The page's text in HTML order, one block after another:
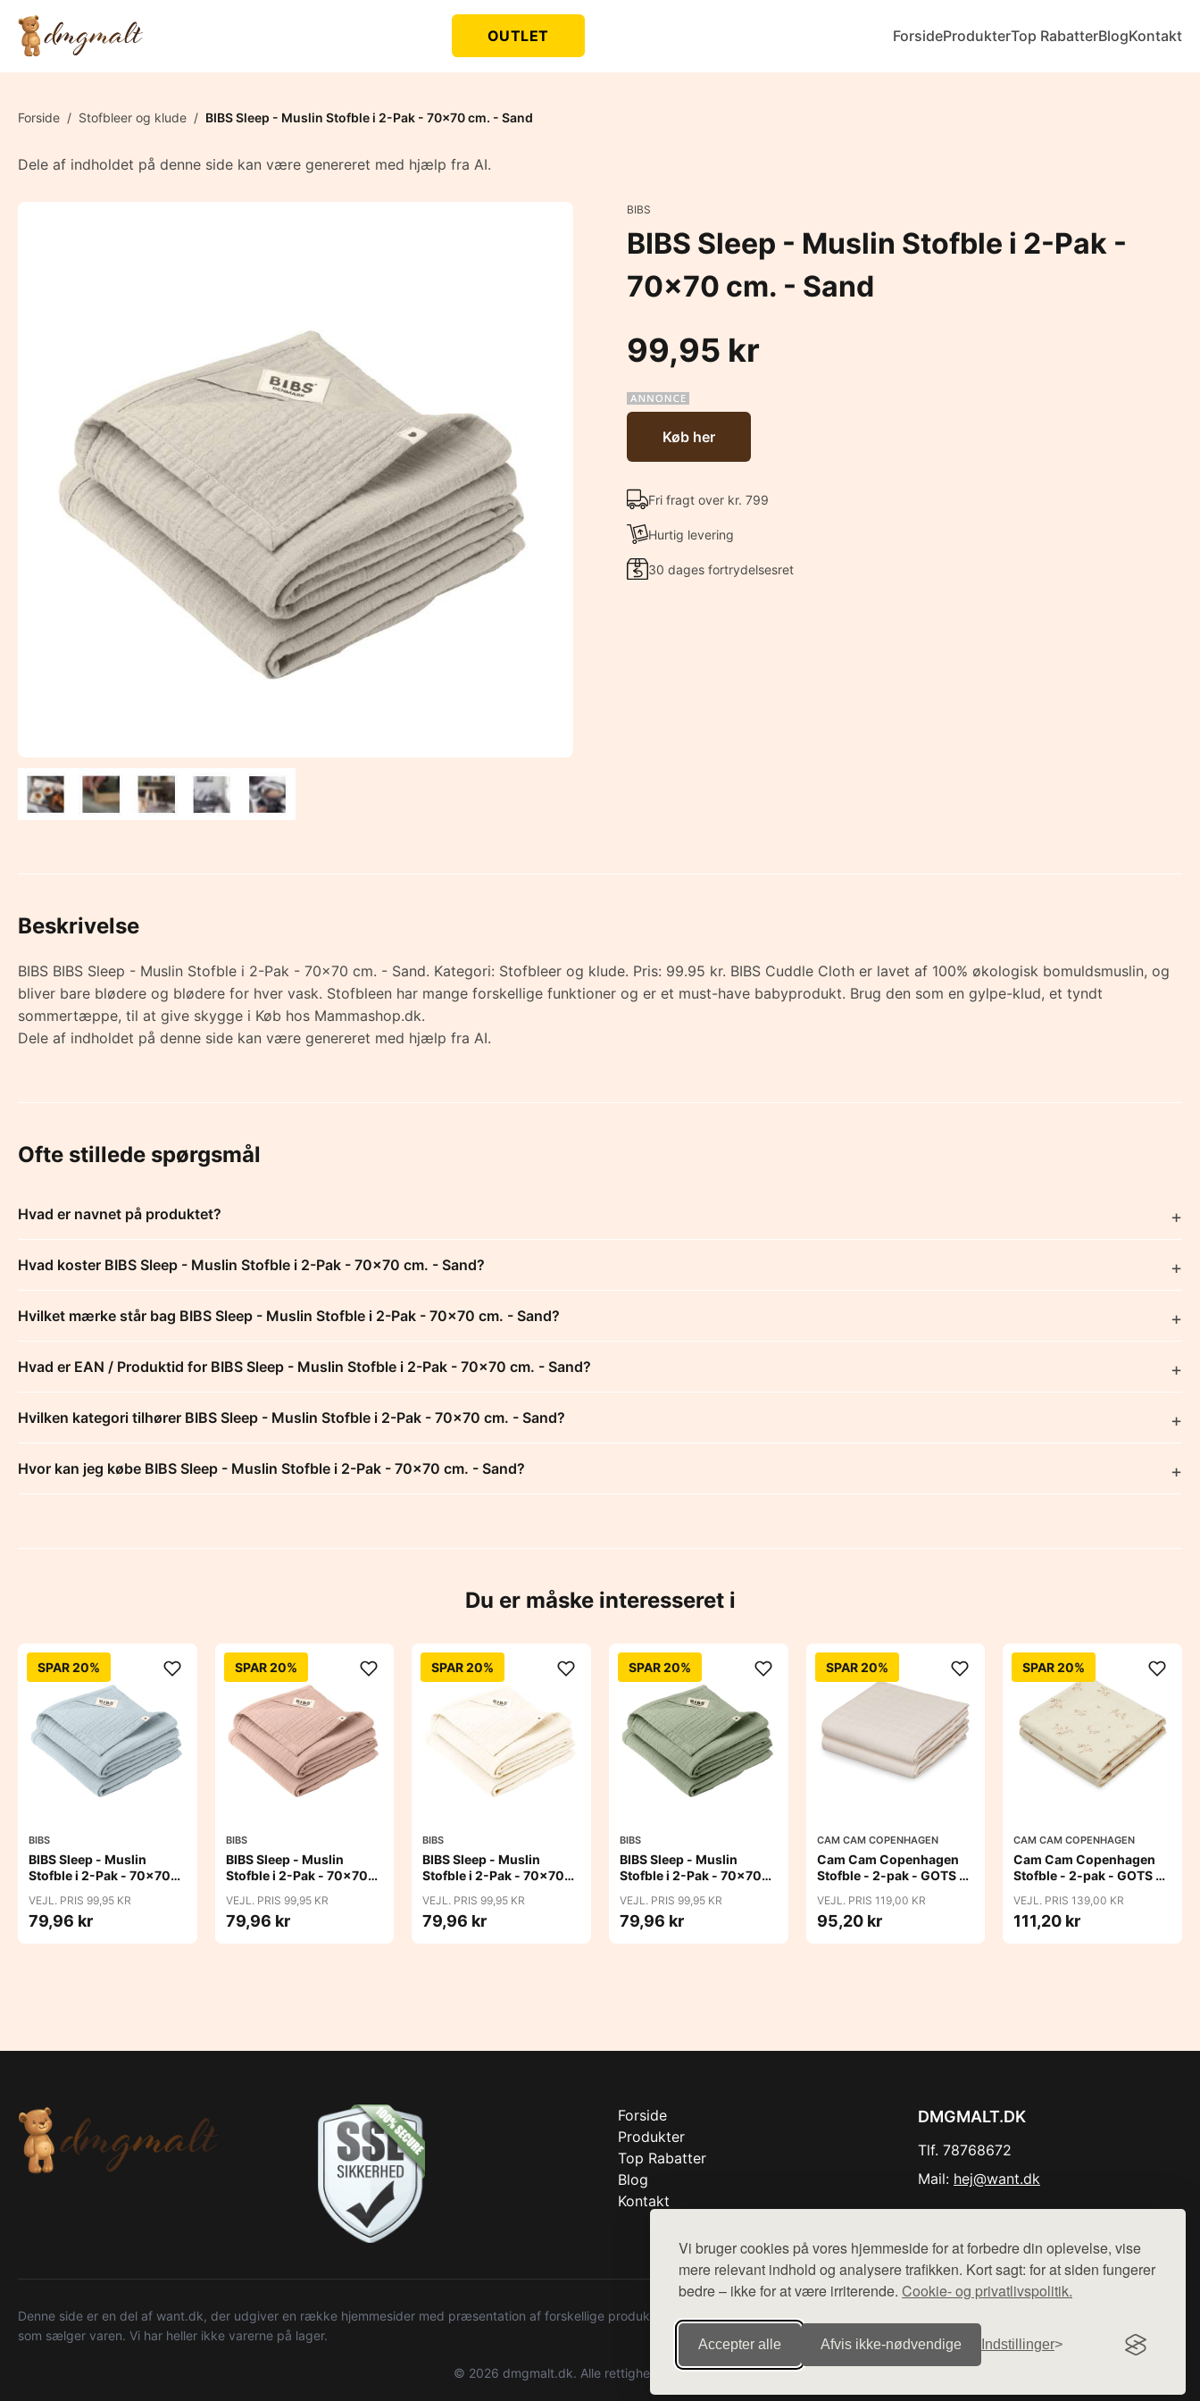
Vi bruger cookies på vores hjemmeside for at forbedre din oplevelse, vise
mere relevant indhold og analysere trafikken. Kort sagt: for at siden fungerer
bedre – ikke for at være irriterende. Cookie- og privatlivspolitik.
Accepter alle Afvis ikke‑nødvendige Indstillinger
OUTLET ForsideProdukterTop RabatterBlogKontakt
Forside / Stofbleer og klude / BIBS Sleep - Muslin Stofble i 2-Pak - 70x70 cm. - Sand
Dele af indholdet på denne side kan være genereret med hjælp fra AI.
BIBS
BIBS Sleep - Muslin Stofble i 2-Pak -
70x70 cm. - Sand
99,95 kr
Køb her
Fri fragt over kr. 799
Hurtig levering
30 dages fortrydelsesret
Beskrivelse
BIBS BIBS Sleep - Muslin Stofble i 2-Pak - 70x70 cm. - Sand. Kategori: Stofbleer og klude. Pris: 99.95 kr. BIBS Cuddle Cloth er lavet af 100% økologisk bomuldsmuslin, og
bliver bare blødere og blødere for hver vask. Stofbleen har mange forskellige funktioner og er et must-have babyprodukt. Brug den som en gylpe-klud, et tyndt
sommertæppe, til at give skygge i Køb hos Mammashop.dk.
Dele af indholdet på denne side kan være genereret med hjælp fra AI.
Ofte stillede spørgsmål
Hvad er navnet på produktet?
Hvad koster BIBS Sleep - Muslin Stofble i 2-Pak - 70x70 cm. - Sand?
Hvilket mærke står bag BIBS Sleep - Muslin Stofble i 2-Pak - 70x70 cm. - Sand?
Hvad er EAN / Produktid for BIBS Sleep - Muslin Stofble i 2-Pak - 70x70 cm. - Sand?
Hvilken kategori tilhører BIBS Sleep - Muslin Stofble i 2-Pak - 70x70 cm. - Sand?
Hvor kan jeg købe BIBS Sleep - Muslin Stofble i 2-Pak - 70x70 cm. - Sand?
Du er måske interesseret i
SPAR 20%
BIBS
BIBS Sleep - Muslin
Stofble i 2-Pak - 70x70
VEJL. PRIS 99,95 KR
79,96 kr
SPAR 20%
BIBS
BIBS Sleep - Muslin
Stofble i 2-Pak - 70x70
VEJL. PRIS 99,95 KR
79,96 kr
SPAR 20%
BIBS
BIBS Sleep - Muslin
Stofble i 2-Pak - 70x70
VEJL. PRIS 99,95 KR
79,96 kr
SPAR 20%
BIBS
BIBS Sleep - Muslin
Stofble i 2-Pak - 70x70
VEJL. PRIS 99,95 KR
79,96 kr
SPAR 20%
CAM CAM COPENHAGEN
Cam Cam Copenhagen
Stofble - 2-pak - GOTS -
VEJL. PRIS 119,00 KR
95,20 kr
SPAR 20%
CAM CAM COPENHAGEN
Cam Cam Copenhagen
Stofble - 2-pak - GOTS -
VEJL. PRIS 139,00 KR
111,20 kr
Forside
Produkter
Top Rabatter
Blog
Kontakt
DMGMALT.DK
Tlf. 78768672
Mail: hej@want.dk
Denne side er en del af want.dk, der udgiver en række hjemmesider med præsentation af forskellige produkter fra diverse webshops. Der sælges ikke varer fra denne side - vi henviser til de shops,
som sælger varen. Vi har heller ikke varerne på lager.
© 2026 dmgmalt.dk. Alle rettigheder forbeholdes.